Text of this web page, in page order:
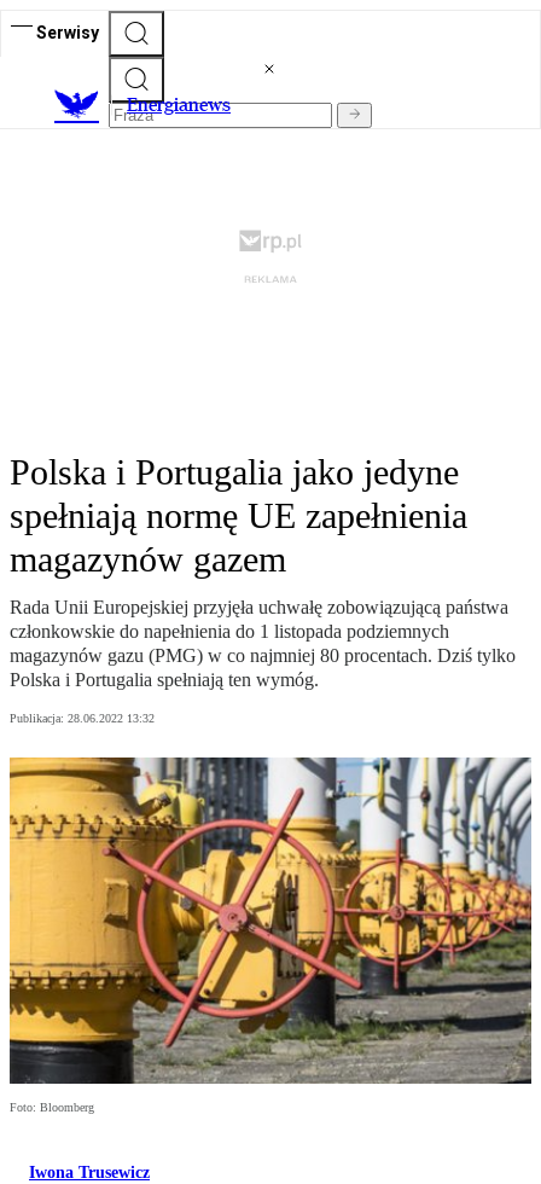
Serwisy
Energianews
Polska i Portugalia jako jedyne
spełniają normę UE zapełnienia
magazynów gazem
Rada Unii Europejskiej przyjęła uchwałę zobowiązującą państwa
członkowskie do napełnienia do 1 listopada podziemnych
magazynów gazu (PMG) w co najmniej 80 procentach. Dziś tylko
Polska i Portugalia spełniają ten wymóg.
Publikacja: 28.06.2022 13:32
Foto: Bloomberg
Iwona Trusewicz